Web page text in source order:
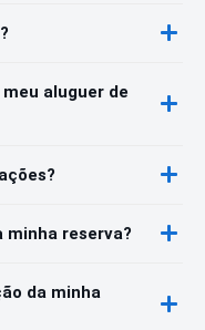
aluguer de
minha reserva?
da minha